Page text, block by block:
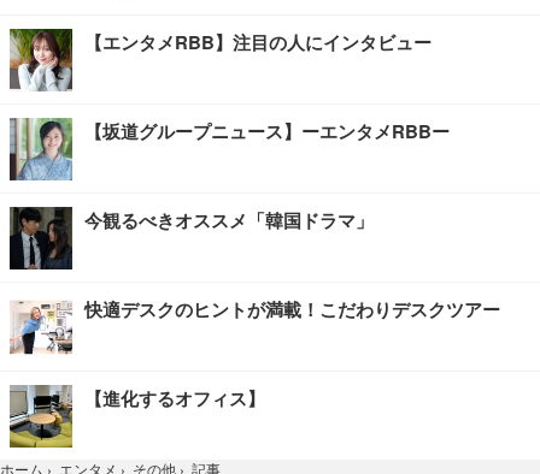
【エンタメRBB】注目の人にインタビュー
【坂道グループニュース】ーエンタメRBBー
今観るべきオススメ「韓国ドラマ」
快適デスクのヒントが満載！こだわりデスクツアー
【進化するオフィス】
ホーム › エンタメ › その他 › 記事